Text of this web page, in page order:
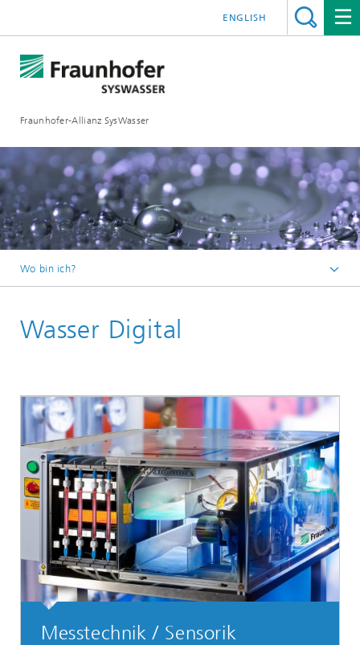
Fraunhofer-Allianz SysWasser
ENGLISH
Wo bin ich?
Wasser Digital
Messtechnik / Sensorik